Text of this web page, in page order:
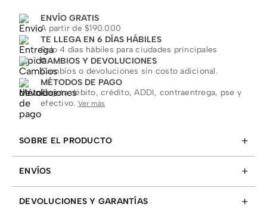
ENVÍO GRATIS
A partir de $190.000
TE LLEGA EN 6 DÍAS HÁBILES
Solo 4 días hábiles para ciudades principales
CAMBIOS Y DEVOLUCIONES
Cambios o devoluciones sin costo adicional.
MÉTODOS DE PAGO
Tarjeta débito, crédito, ADDI, contraentrega, pse y
efectivo. Ver más
SOBRE EL PRODUCTO +
ENVÍOS +
DEVOLUCIONES Y GARANTÍAS +